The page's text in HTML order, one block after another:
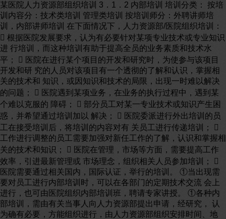
某医院人力资源部组织培训 3．1．2 内部培训 培训分类： 按培
训内容分：技术类培训 管理类培训 按培训师分：外聘讲师培
训，内部讲师培训 在下面情况下，人力资源部/医院组织培训：
 根据医院发展要求，认为有必要针对某项专业技术或专业知识
进 行培训，而这种培训有助于提高全员的业务素质和技术水
平；  医院在进行某个项目的开发和研究时，为使参与该项目
开发和研 究的人员对该项目有一个透彻的了解和认识，掌握相
关的技术和 知识，或因知识和技术的局限，出现一时难以解决
的问题；  医院遇到某项业务，在业务的执行过程中，遇到某
个难以克服的 障碍；  部分员工对某一专业技术或知识产生困
惑，并希望通过培训加以 解决；  医院委派进行外出培训的员
工在接受培训后，将培训的内容对有 关员工进行传递培训； 
工作进行调整的员工需要加强对新任工作的了解，认识和掌握相
关的技术和知识；  医院在管理，市场等方面，需要提高工作
效率，引进最新管理或 市场理念，组织相关人员参加培训； 
医院需要通过相关国内，国际认证，举行的培训。 ①当出现需
要对员工进行内部培训时，可以在各部门的定期技术交流 会上
进行，也可由医院组织内部培训班，聘请专家讲授。 ①各种内
部培训，需由有关当事人向人力资源部提出申请，经研究， 认
为确有必要，方能组织进行，由人力资源部组织安排时间、地